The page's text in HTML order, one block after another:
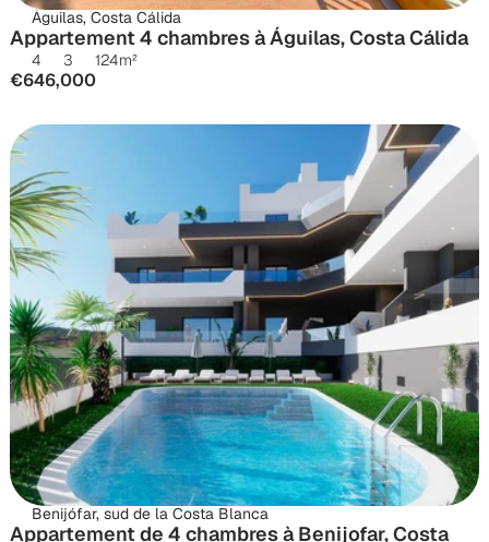
Águilas, Costa Cálida
Appartement 4 chambres à Águilas, Costa Cálida
4 3 124m²
€646,000
Benijófar, sud de la Costa Blanca
Appartement de 4 chambres à Benijofar, Costa